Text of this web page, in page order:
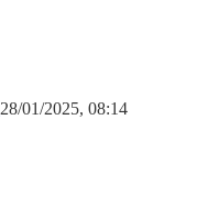
28/01/2025, 08:14